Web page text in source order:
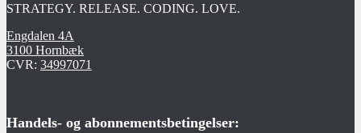
STRATEGY. RELEASE. CODING. LOVE.
Engdalen 4A
3100 Hornbæk
CVR: 34997071
Handels- og abonnementsbetingelser: